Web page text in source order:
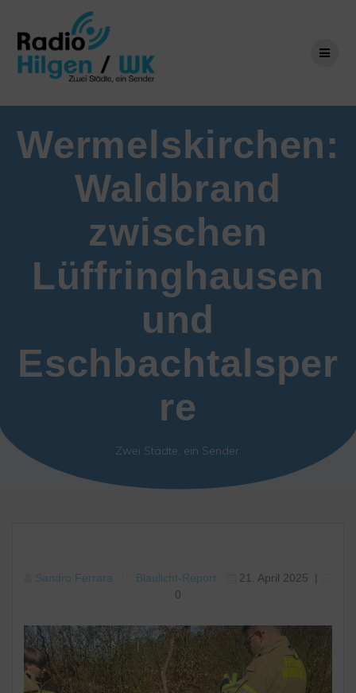
springen
Wermelskirchen:
Waldbrand
zwischen
Lüffringhausen
und
Eschbachtalsper
re
Zwei Städte, ein Sender.
Sandro Ferrara Blaulicht-Report 21. April 2025 |
0